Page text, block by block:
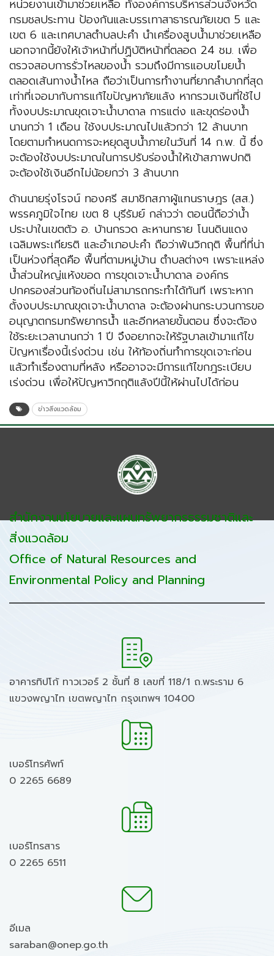
หน่วยงานเข้ามาช่วยเหลือ ทั้งองค์การบริหารส่วนจังหวัด
กรมชลประทาน ป้องกันและบรรเทาสาธารณภัยเขต 5 และ
เขต 6 และเทศบาลตำบลปะคำ นำเครื่องสูบน้ำมาช่วยเหลือ
นอกจากนี้ยังให้เจ้าหน้าที่ปฏิบัติหน้าที่ตลอด 24 ชม. เพื่อ
ตรวจสอบการรั่วไหลของน้ำ รวมถึงมีการแอบขโมยน้ำ
ตลอดเส้นทางน้ำไหล ถือว่าเป็นการทำงานที่ยากลำบากที่สุด
เท่าที่เจอมากับการแก้ไขปัญหาภัยแล้ง หากรวมเงินที่ใช้ไป
ทั้งงบประมาณขุดเจาะน้ำบาดาล การแต่ง และขุดร่องน้ำ
นานกว่า 1 เดือน ใช้งบประมาณไปแล้วกว่า 12 ล้านบาท
โดยตามกำหนดการจะหยุดสูบน้ำภายในวันที่ 14 ก.พ. นี้ ซึ่ง
จะต้องใช้งบประมาณในการปรับร่องน้ำให้เข้าสภาพปกติ
จะต้องใช้เงินอีกไม่น้อยกว่า 3 ล้านบาท
ด้านนายรุ่งโรจน์ ทองศรี สมาชิกสภาผู้แทนราษฎร (สส.)
พรรคภูมิใจไทย เขต 8 บุรีรัมย์ กล่าวว่า ตอนนี้ถือว่าน้ำ
ประปาในเขตตัว อ. บ้านกรวด ละหานทราย โนนดินแดง
เฉลิมพระเกียรติ และอำเภอปะคำ ถือว่าพ้นวิกฤติ พื้นที่ที่น่า
เป็นห่วงที่สุดคือ พื้นที่ตามหมู่บ้าน ตำบลต่างๆ เพราะแหล่ง
น้ำส่วนใหญ่แห้งขอด การขุดเจาะน้ำบาดาล องค์กร
ปกครองส่วนท้องถิ่นไม่สามารถกระทำได้ทันที เพราะหาก
ตั้งงบประมาณขุดเจาะน้ำบาดาล จะต้องผ่านกระบวนการขอ
อนุญาตกรมทรัพยากรน้ำ และอีกหลายขั้นตอน ซึ่งจะต้อง
ใช้ระยะเวลานานกว่า 1 ปี จึงอยากจะให้รัฐบาลเข้ามาแก้ไข
ปัญหาเรื่องนี้เร่งด่วน เช่น ให้ท้องถิ่นทำการขุดเจาะก่อน
แล้วทำเรื่องตามที่หลัง หรืออาจจะมีการแก้ไขกฎระเบียบ
เร่งด่วน เพื่อให้ปัญหาวิกฤติแล้งปีนี้ให้ผ่านไปได้ก่อน
ข่าวสิ่งแวดล้อม
สำนักงานนโยบายและแผนทรัพยากรธรรมชาติและ
สิ่งแวดล้อม
Office of Natural Resources and
Environmental Policy and Planning
อาคารทิปโก้ ทาวเวอร์ 2 ชั้นที่ 8 เลขที่ 118/1 ถ.พระราม 6
แขวงพญาไท เขตพญาไท กรุงเทพฯ 10400
เบอร์โทรศัพท์
0 2265 6689
เบอร์โทรสาร
0 2265 6511
อีเมล
saraban@onep.go.th